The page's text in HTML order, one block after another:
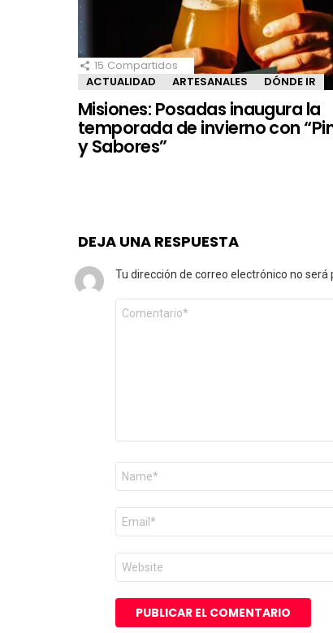
15 Compartidos
ACTUALIDAD
ARTESANALES DÓNDE IR
Misiones: Posadas inaugura la
temporada de invierno con
y Sabores”
DEJA UNA RESPUESTA
Tu dirección de correo electrónico no será
Comentario
Nombre
Correo
electrónico
*
Web